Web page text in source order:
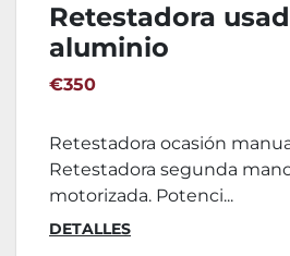
Retestadora
aluminio
€350
Retestadora ocasión
Retestadora segunda
motorizada. Potenci...
DETALLES